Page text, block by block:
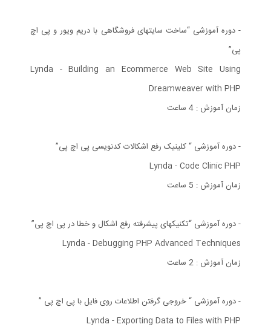
- دوره آموزشی “ساخت سایتهای فروشگاهی با دریم ویور و پی اچ
پی”
Lynda - Building an Ecommerce Web Site Using
Dreamweaver with PHP
زمان آموزش : 4 ساعت
- دوره آموزشی “ کلینیک رفع اشکالات کدنویسی پی اچ پی”
Lynda - Code Clinic PHP
زمان آموزش : 5 ساعت
- دوره آموزشی “تکنیکهای پیشرفته رفع اشکال و خطا در پی اچ پی”
Lynda - Debugging PHP Advanced Techniques
زمان آموزش : 2 ساعت
- دوره آموزشی “ خروجی گرفتن اطلاعات روی فایل با پی اچ پی ”
Lynda - Exporting Data to Files with PHP